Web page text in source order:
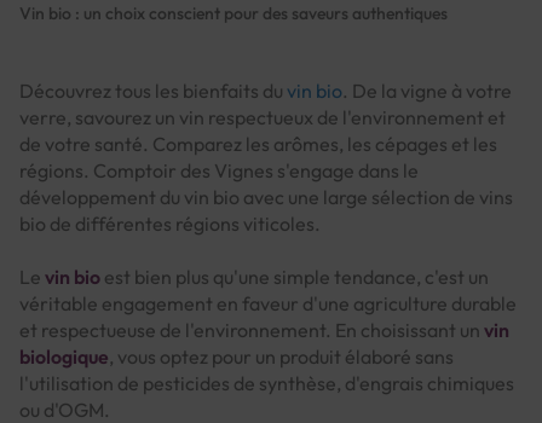
Vin bio : un choix conscient pour des saveurs authentiques
Découvrez tous les bienfaits du vin bio. De la vigne à votre
verre, savourez un vin respectueux de l'environnement et
de votre santé. Comparez les arômes, les cépages et les
régions. Comptoir des Vignes s'engage dans le
développement du vin bio avec une large sélection de vins
bio de différentes régions viticoles.
Le vin bio est bien plus qu'une simple tendance, c'est un
véritable engagement en faveur d'une agriculture durable
et respectueuse de l'environnement. En choisissant un vin
biologique, vous optez pour un produit élaboré sans
l'utilisation de pesticides de synthèse, d'engrais chimiques
ou d'OGM.